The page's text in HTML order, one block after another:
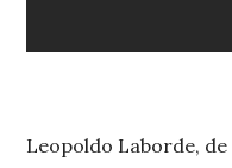
Leopoldo Laborde, de